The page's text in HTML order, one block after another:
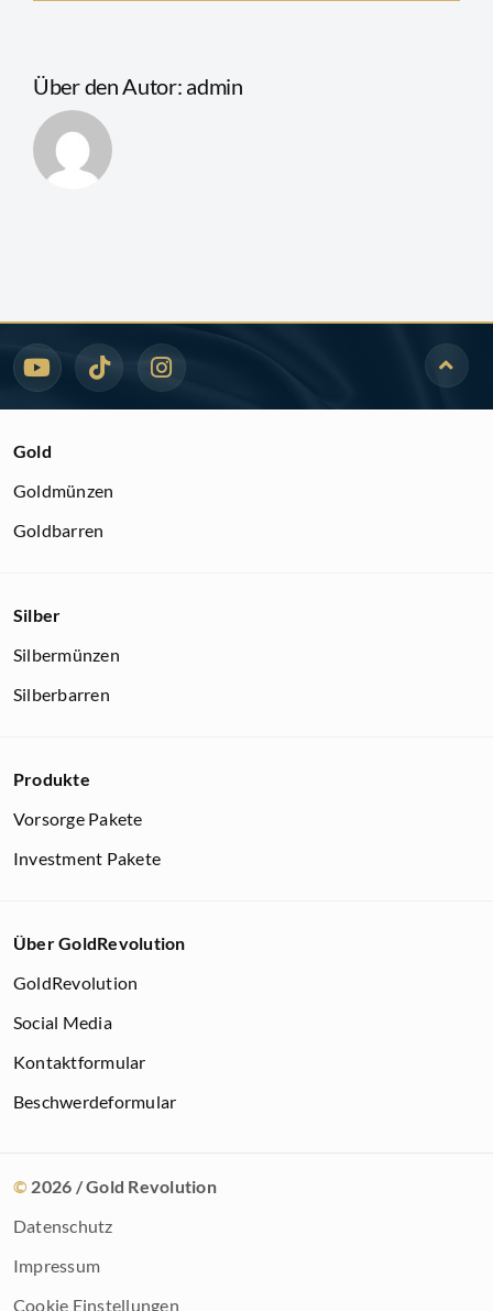
Über den Autor: admin
Gold
Goldmünzen
Goldbarren
Silber
Silbermünzen
Silberbarren
Produkte
Vorsorge Pakete
Investment Pakete
Über GoldRevolution
GoldRevolution
Social Media
Kontaktformular
Beschwerdeformular
© 2026 / Gold Revolution
Datenschutz
Impressum
Cookie Einstellungen